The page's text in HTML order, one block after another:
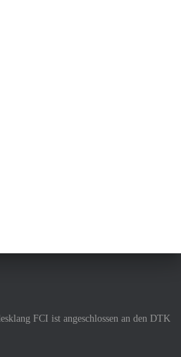
FCI ist angeschlossen an den DTK